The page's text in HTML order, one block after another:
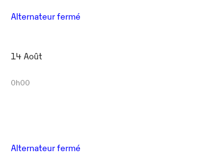
Alternateur fermé
14 Août
0h00
Alternateur fermé